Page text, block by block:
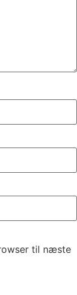
til næste